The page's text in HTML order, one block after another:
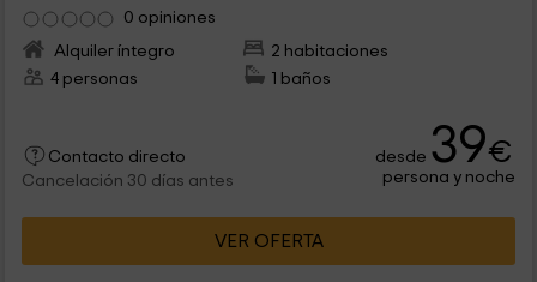
0 opiniones
Alquiler íntegro
2 habitaciones
4 personas
1 baños
Contacto directo
Cancelación 30 días antes
desde 39€
persona y noche
VER OFERTA